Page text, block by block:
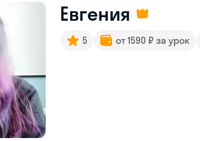
Евгения
5 от 1590 ₽ за урок